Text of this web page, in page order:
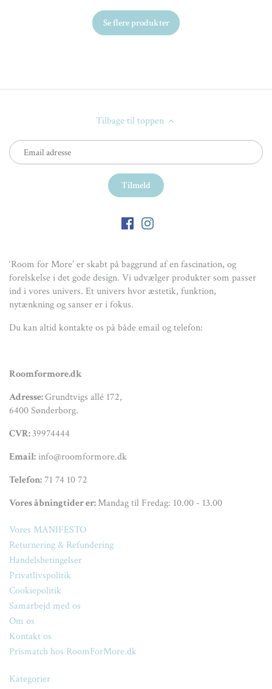
Se flere produkter
Tilbage til toppen
‘Room for More’ er skabt på baggrund af en fascination, og
forelskelse i det gode design. Vi udvælger produkter som passer
ind i vores univers. Et univers hvor æstetik, funktion,
nytænkning og sanser er i fokus.
Du kan altid kontakte os på både email og telefon:
Roomformore.dk
Adresse:Grundtvigs allé 172,
6400 Sønderborg.
CVR:39974444
Email:info@roomformore.dk
Telefon:71 74 10 72
Vores åbningtider er:Mandag til Fredag: 10.00 - 13.00
Vores MANIFESTO
Returnering & Refundering
Handelsbetingelser
Privatlivspolitik
Cookiepolitik
Samarbejd med os
Om os
Kontakt os
Prismatch hos RoomForMore.dk
Kategorier